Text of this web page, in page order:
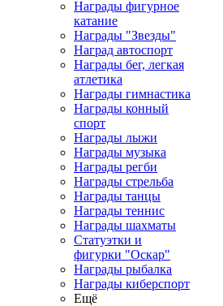
Награды фигурное
катание
Награды "Звезды"
Наград автоспорт
Награды бег, легкая
атлетика
Награды гимнастика
Награды конный
спорт
Награды лыжи
Награды музыка
Награды регби
Награды стрельба
Награды танцы
Награды теннис
Награды шахматы
Статуэтки и
фигурки "Оскар"
Награды рыбалка
Награды киберспорт
Ещё